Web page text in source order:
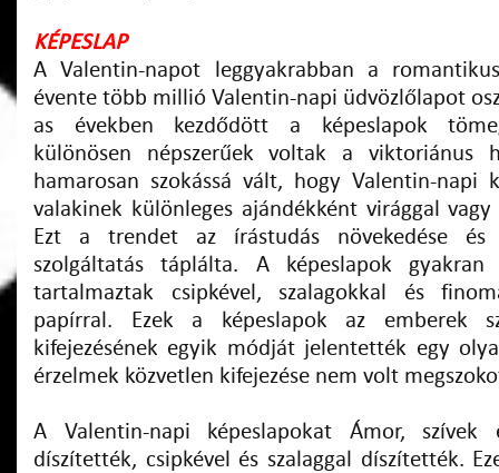
KÉPESLAP
A Valentin-napot leggyakrabban a
évente több millió Valentin-napi üdvözlőlapot
as években kezdődött a képeslapok
különösen népszerűek voltak a viktoriánus
hamarosan szokássá vált, hogy Valentin-napi
valakinek különleges ajándékként virággal
Ezt a trendet az írástudás növekedése
szolgáltatás táplálta. A képeslapok
tartalmaztak csipkével, szalagokkal és
papírral. Ezek a képeslapok az emberek
kifejezésének egyik módját jelentették egy
érzelmek közvetlen kifejezése nem volt
A Valentin-napi képeslapokat Ámor, szívek
díszítették, csipkével és szalaggal díszítették.